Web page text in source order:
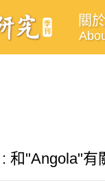
關
和"Angola"有